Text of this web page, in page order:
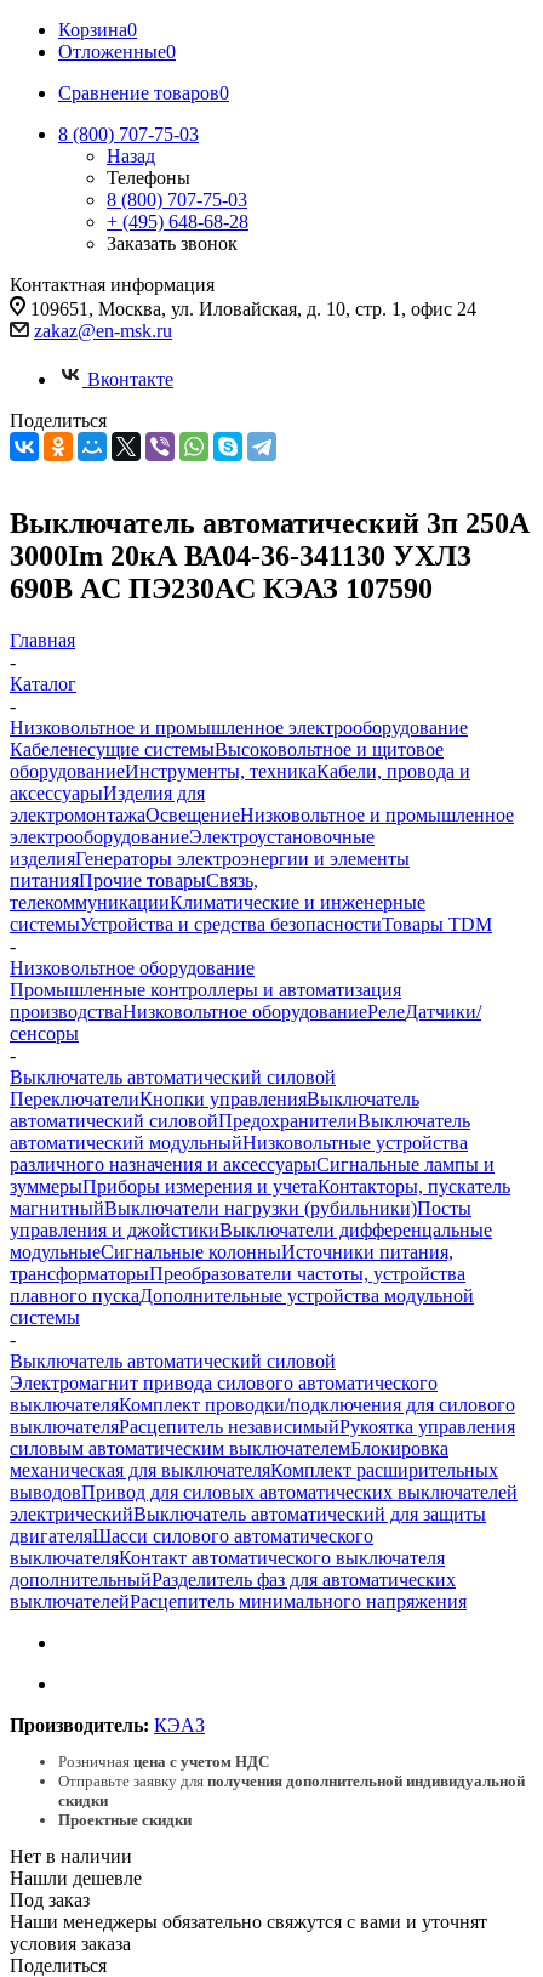
Корзина0
Отложенные0
Сравнение товаров0
8 (800) 707-75-03
Назад
Телефоны
8 (800) 707-75-03
+ (495) 648-68-28
Заказать звонок
Контактная информация
109651, Москва, ул. Иловайская, д. 10, стр. 1, офис 24
zakaz@en-msk.ru
Вконтакте
Поделиться
Выключатель автоматический 3п 250А
3000Im 20кА ВА04-36-341130 УХЛ3
690В AC ПЭ230AC КЭАЗ 107590
Главная
-
Каталог
-
Низковольтное и промышленное электрооборудование
Кабеленесущие системыВысоковольтное и щитовое
оборудованиеИнструменты, техникаКабели, провода и
аксессуарыИзделия для
электромонтажаОсвещениеНизковольтное и промышленное
электрооборудованиеЭлектроустановочные
изделияГенераторы электроэнергии и элементы
питанияПрочие товарыСвязь,
телекоммуникацииКлиматические и инженерные
системыУстройства и средства безопасностиТовары TDM
-
Низковольтное оборудование
Промышленные контроллеры и автоматизация
производстваНизковольтное оборудованиеРелеДатчики/
сенсоры
-
Выключатель автоматический силовой
ПереключателиКнопки управленияВыключатель
автоматический силовойПредохранителиВыключатель
автоматический модульныйНизковольтные устройства
различного назначения и аксессуарыСигнальные лампы и
зуммерыПриборы измерения и учетаКонтакторы, пускатель
магнитныйВыключатели нагрузки (рубильники)Посты
управления и джойстикиВыключатели дифференцальные
модульныеСигнальные колонныИсточники питания,
трансформаторыПреобразователи частоты, устройства
плавного пускаДополнительные устройства модульной
системы
-
Выключатель автоматический силовой
Электромагнит привода силового автоматического
выключателяКомплект проводки/подключения для силового
выключателяРасцепитель независимыйРукоятка управления
силовым автоматическим выключателемБлокировка
механическая для выключателяКомплект расширительных
выводовПривод для силовых автоматических выключателей
электрическийВыключатель автоматический для защиты
двигателяШасси силового автоматического
выключателяКонтакт автоматического выключателя
дополнительныйРазделитель фаз для автоматических
выключателейРасцепитель минимального напряжения
Производитель: КЭАЗ
Розничная цена с учетом НДС
Отправьте заявку для получения дополнительной индивидуальной
скидки
Проектные скидки
Нет в наличии
Нашли дешевле
Под заказ
Наши менеджеры обязательно свяжутся с вами и уточнят
условия заказа
Поделиться